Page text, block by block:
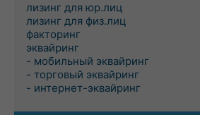
лизинг для юр.лиц
лизинг для физ.лиц
факторинг
эквайринг
- мобильный эквайринг
- торговый эквайринг
- интернет-эквайринг